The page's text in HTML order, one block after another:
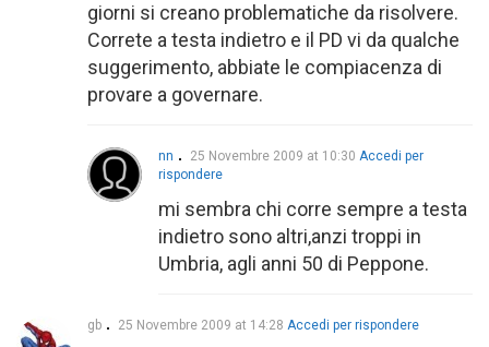
giorni si creano problematiche da risolvere.
Correte a testa indietro e il PD vi da qualche
suggerimento, abbiate le compiacenza di
provare a governare.
nn 25 Novembre 2009 at 10:30 Accedi per
rispondere
mi sembra chi corre sempre a testa
indietro sono altri,anzi troppi in
Umbria, agli anni 50 di Peppone.
gb 25 Novembre 2009 at 14:28 Accedi per rispondere